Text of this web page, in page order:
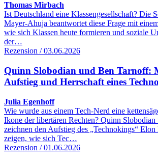
Thomas Mirbach
Ist Deutschland eine Klassengesellschaft? Die
Mayer-Ahuja beantwortet diese Frage mit
wie sich Klassen heute formieren und soziale
der…
Rezension / 03.06.2026
Quinn Slobodian und Ben Tarnoff:
Aufstieg und Herrschaft eines
Julia Egenhoff
Wie wurde aus einem Tech-Nerd eine
Ikone der libertären Rechten? Quinn
zeichnen den Aufstieg des „Technokings“
zeigen, wie sich Tec…
Rezension / 01.06.2026